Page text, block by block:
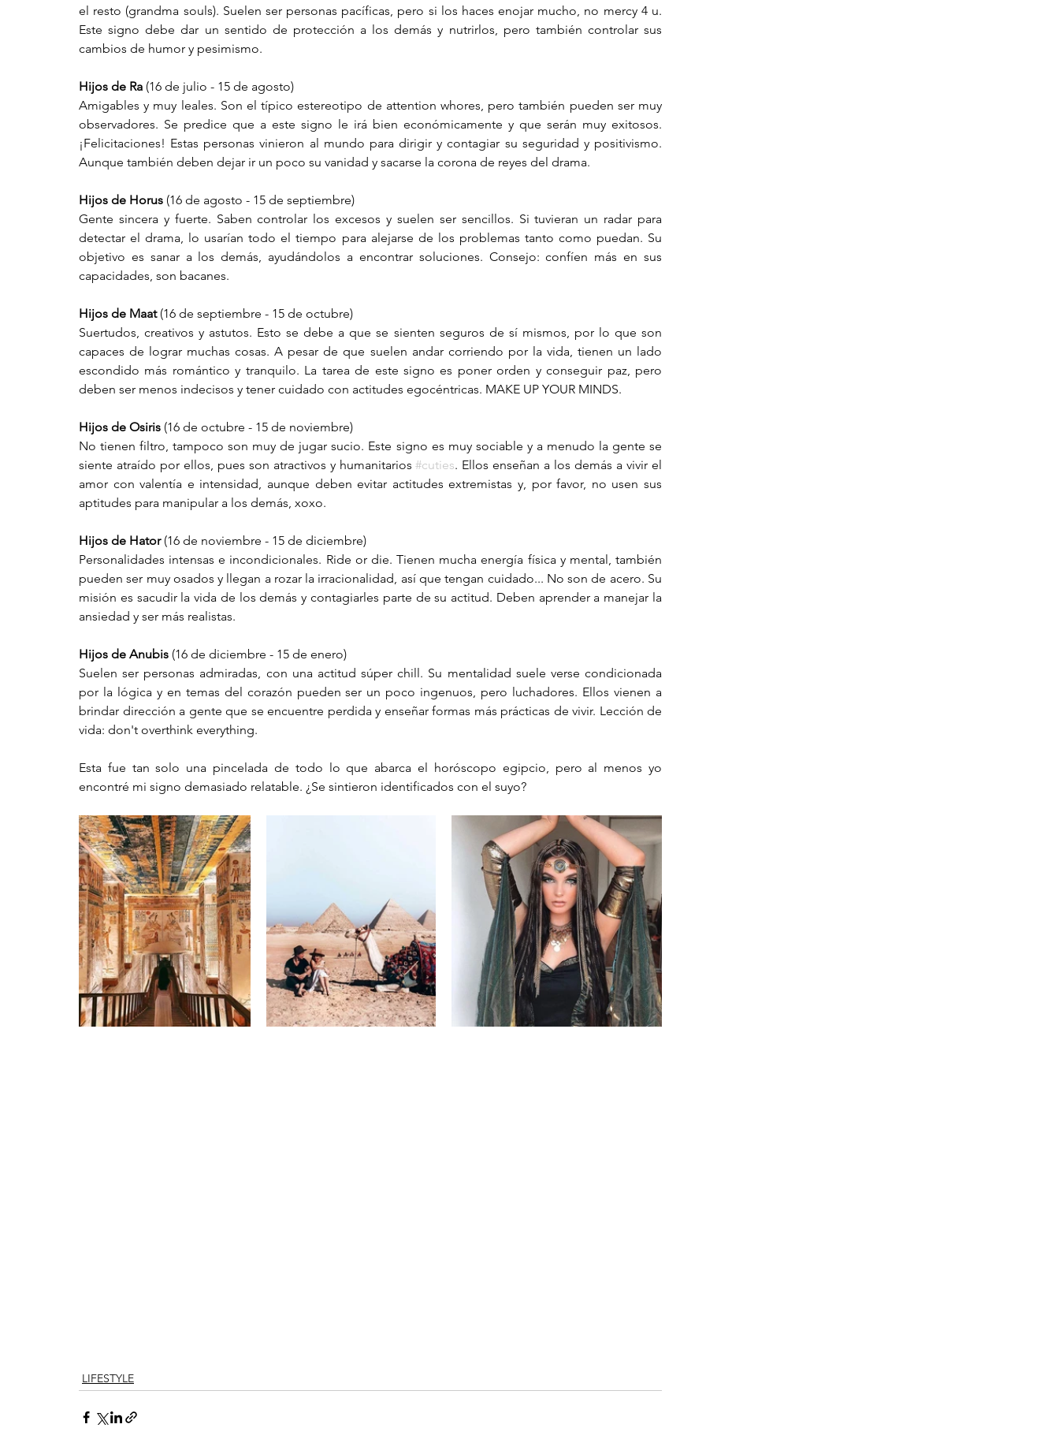
el resto (grandma souls). Suelen ser personas pacíficas, pero si los haces enojar mucho, no mercy 4 u.
Este signo debe dar un sentido de protección a los demás y nutrirlos, pero también controlar sus
cambios de humor y pesimismo.
Hijos de Ra (16 de julio - 15 de agosto)
Amigables y muy leales. Son el típico estereotipo de attention whores, pero también pueden ser muy
observadores. Se predice que a este signo le irá bien económicamente y que serán muy exitosos.
¡Felicitaciones! Estas personas vinieron al mundo para dirigir y contagiar su seguridad y positivismo.
Aunque también deben dejar ir un poco su vanidad y sacarse la corona de reyes del drama.
Hijos de Horus (16 de agosto - 15 de septiembre)
Gente sincera y fuerte. Saben controlar los excesos y suelen ser sencillos. Si tuvieran un radar para
detectar el drama, lo usarían todo el tiempo para alejarse de los problemas tanto como puedan. Su
objetivo es sanar a los demás, ayudándolos a encontrar soluciones. Consejo: confíen más en sus
capacidades, son bacanes.
Hijos de Maat (16 de septiembre - 15 de octubre)
Suertudos, creativos y astutos. Esto se debe a que se sienten seguros de sí mismos, por lo que son
capaces de lograr muchas cosas. A pesar de que suelen andar corriendo por la vida, tienen un lado
escondido más romántico y tranquilo. La tarea de este signo es poner orden y conseguir paz, pero
deben ser menos indecisos y tener cuidado con actitudes egocéntricas. MAKE UP YOUR MINDS.
Hijos de Osiris (16 de octubre - 15 de noviembre)
No tienen filtro, tampoco son muy de jugar sucio. Este signo es muy sociable y a menudo la gente se
siente atraído por ellos, pues son atractivos y humanitarios #cuties. Ellos enseñan a los demás a vivir el
amor con valentía e intensidad, aunque deben evitar actitudes extremistas y, por favor, no usen sus
aptitudes para manipular a los demás, xoxo.
Hijos de Hator (16 de noviembre - 15 de diciembre)
Personalidades intensas e incondicionales. Ride or die. Tienen mucha energía física y mental, también
pueden ser muy osados y llegan a rozar la irracionalidad, así que tengan cuidado... No son de acero. Su
misión es sacudir la vida de los demás y contagiarles parte de su actitud. Deben aprender a manejar la
ansiedad y ser más realistas.
Hijos de Anubis (16 de diciembre - 15 de enero)
Suelen ser personas admiradas, con una actitud súper chill. Su mentalidad suele verse condicionada
por la lógica y en temas del corazón pueden ser un poco ingenuos, pero luchadores. Ellos vienen a
brindar dirección a gente que se encuentre perdida y enseñar formas más prácticas de vivir. Lección de
vida: don't overthink everything.
Esta fue tan solo una pincelada de todo lo que abarca el horóscopo egipcio, pero al menos yo
encontré mi signo demasiado relatable. ¿Se sintieron identificados con el suyo?
LIFESTYLE